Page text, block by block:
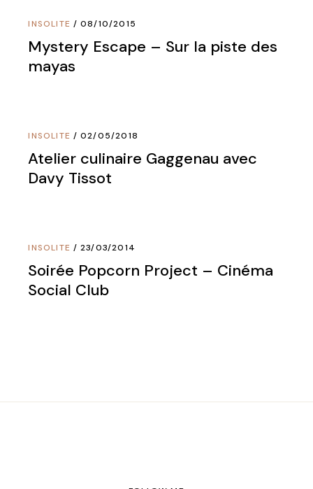
INSOLITE 08/10/2015
Mystery Escape – Sur la piste des
mayas
INSOLITE 02/05/2018
Atelier culinaire Gaggenau avec
Davy Tissot
INSOLITE 23/03/2014
Soirée Popcorn Project – Cinéma
Social Club